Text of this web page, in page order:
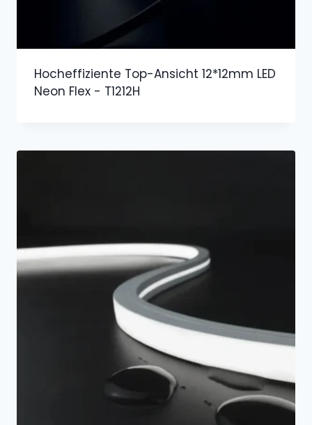
Hocheffiziente Top-Ansicht 12*12mm LED
Neon Flex - T1212H